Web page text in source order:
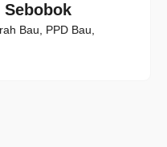
Sebobok
Bau, PPD Bau,